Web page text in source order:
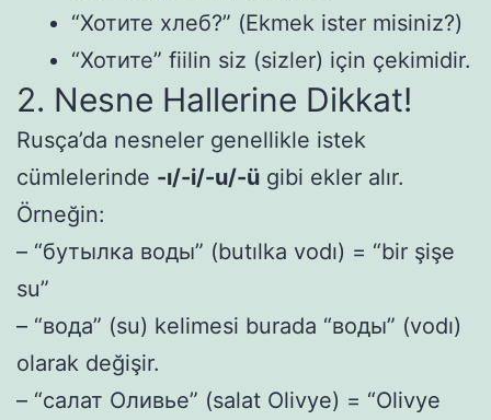
“Хотите хлеб?” (Ekmek ister misiniz?)
“Хотите” fiilin siz (sizler) için çekimidir.
2. Nesne Hallerine Dikkat!
Rusça’da nesneler genellikle istek
cümlelerinde -ı/-i/-u/-ü gibi ekler alır.
Örneğin:
– “бутылка воды” (butılka vodı) = “bir şişe
su”
– “вода” (su) kelimesi burada “воды” (vodı)
olarak değişir.
– “салат Оливье” (salat Olivye) = “Olivye